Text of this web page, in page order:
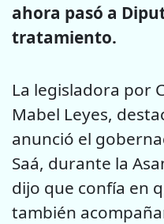
ahora pasó a
tratamiento.
La legisladora por
Mabel Leyes,
anunció el
Saá, durante la
dijo que confía en
también